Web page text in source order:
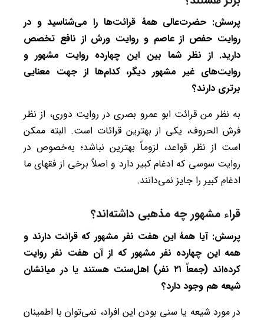
پرسش: حضرت‌عالی همۀ قرائت‌ها را می‌شناسید و در
روایت حفص از عاصم و روایت ورش از نافع تخصص
دارید. از نظر شما بین این چهارده روایت مشهور و
روایت‌های غیر مشهور دیگر، کدام‌ها از جهت معنایی
برتری دارند؟
به نظر من قرائت ابو عمرو بصری در روایت دوری، از نظر
فرش الحروف، یکی از بهترین قرائات است. البته ممکن
است از نظر قواعد، لزوماً بهترین نباشد؛ به‌خصوص در
روایت سوسی که ادغام کبیر دارد و اصلاً برخی از فقهای ما
ادغام کبیر را جایز نمی‌دانند.
قراء مشهور چه مذهبی داشته‌اند؟
پرسش: آیا همۀ این هفت نفر مشهور که قرائت دارند و
همه این چهارده نفر مشهور که از آن هفت نفر روایت
کرده‌اند (جمعاً ۲۱ نفر) اهل‌سنت هستند یا در میانشان
شیعه هم وجود دارد؟
در مورد شیعه یا سنی بودن این افراد، نمی‌توان با اطمینان